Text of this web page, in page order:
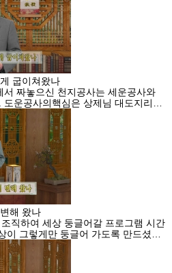
굽이쳐왔나
서 짜놓으신 천지공사는 세운공사와
운공사의핵심은 상제님 대도지리의
시대인 증산도 제1변 도운 그리고
과 더불어 태상종도사님이 증산도 제
. 그리고 태상종도사님을 뿌리로 74,7
서 열린 증산도 3변 도운이 안경전 종
니다. 상제님께서 짜놓으신 도운공사
해 왔나
직하여 세상 둥글어갈 프로그램 시간
어고친 천지공사! 그 기틀이 도운 공
변화 왔는지 알아봅니다